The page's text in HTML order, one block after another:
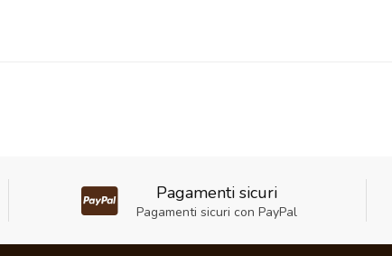
Pagamenti sicuri
Pagamenti sicuri con PayPal